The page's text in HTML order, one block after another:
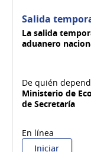
Salida
La salida
aduanero
Ministerio de
de Secretaría
Iniciar: